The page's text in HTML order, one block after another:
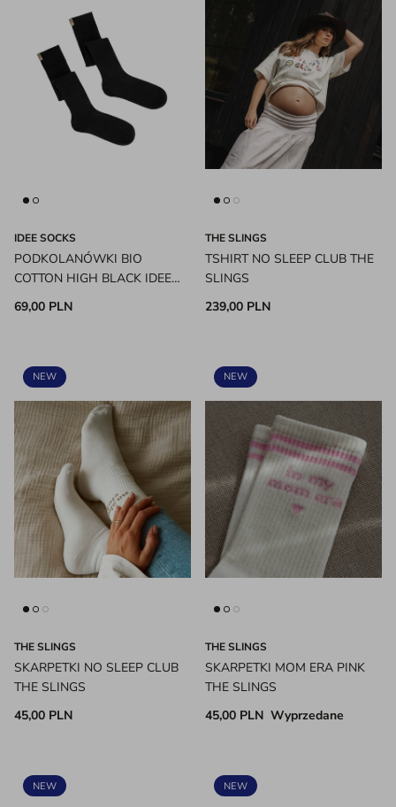
IDEE SOCKS
PODKOLANÓWKI BIO
COTTON HIGH BLACK IDEE
SOCKS
69,00 PLN
THE SLINGS
TSHIRT NO SLEEP CLUB THE
SLINGS
239,00 PLN
NEW
THE SLINGS
SKARPETKI NO SLEEP CLUB
THE SLINGS
45,00 PLN
NEW
THE SLINGS
SKARPETKI MOM ERA PINK
THE SLINGS
45,00 PLN Wyprzedane
NEW NEW